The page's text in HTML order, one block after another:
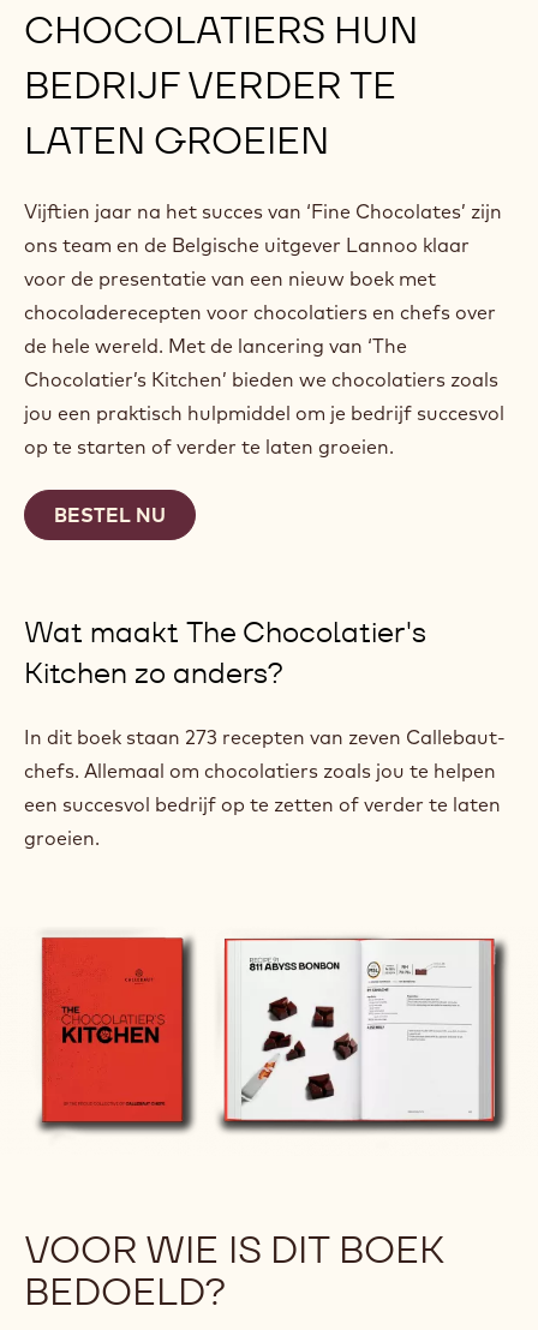
CHOCOLATIERS HUN
BEDRIJF VERDER TE
LATEN GROEIEN
Vijftien jaar na het succes van ‘Fine Chocolates’ zijn
ons team en de Belgische uitgever Lannoo klaar
voor de presentatie van een nieuw boek met
chocoladerecepten voor chocolatiers en chefs over
de hele wereld. Met de lancering van ‘The
Chocolatier’s Kitchen’ bieden we chocolatiers zoals
jou een praktisch hulpmiddel om je bedrijf succesvol
op te starten of verder te laten groeien.
BESTEL NU
Wat maakt The Chocolatier's
Kitchen zo anders?
In dit boek staan 273 recepten van zeven Callebaut-
chefs. Allemaal om chocolatiers zoals jou te helpen
een succesvol bedrijf op te zetten of verder te laten
groeien.
VOOR WIE IS DIT BOEK
BEDOELD?